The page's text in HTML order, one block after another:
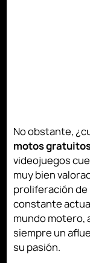
No obstante,
motos
videojuegos
muy bien
proliferación de
constante
mundo motero,
siempre un
su pasión.